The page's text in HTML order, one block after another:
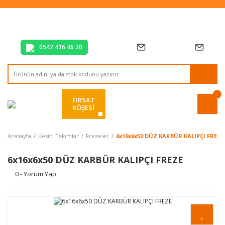
Tüm Alışverişlerde Vade Farksız 2 Taksit!
0542 416 46 20
FIRSAT
KÖŞESİ
Anasayfa Kesici Takımlar Frezeler 6x16x6x50 DÜZ KARBÜR KALIPÇI FREZE
6x16x6x50 DÜZ KARBÜR KALIPÇI FREZE
0 - Yorum Yap